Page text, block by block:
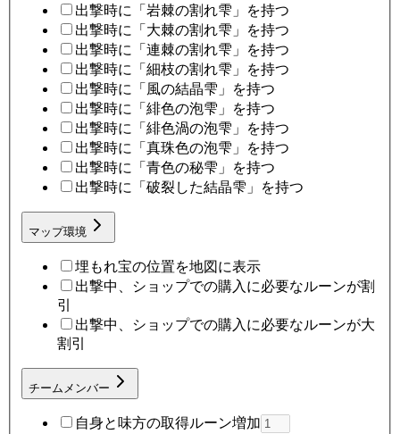
出撃時に「岩棘の割れ雫」を持つ
出撃時に「大棘の割れ雫」を持つ
出撃時に「連棘の割れ雫」を持つ
出撃時に「細枝の割れ雫」を持つ
出撃時に「風の結晶雫」を持つ
出撃時に「緋色の泡雫」を持つ
出撃時に「緋色渦の泡雫」を持つ
出撃時に「真珠色の泡雫」を持つ
出撃時に「青色の秘雫」を持つ
出撃時に「破裂した結晶雫」を持つ
マップ環境
埋もれ宝の位置を地図に表示
出撃中、ショップでの購入に必要なルーンが割
引
出撃中、ショップでの購入に必要なルーンが大
割引
チームメンバー
自身と味方の取得ルーン増加